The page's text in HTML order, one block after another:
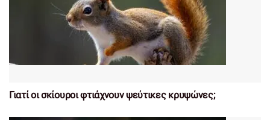
Γιατί οι σκίουροι φτιάχνουν ψεύτικες κρυψώνες;